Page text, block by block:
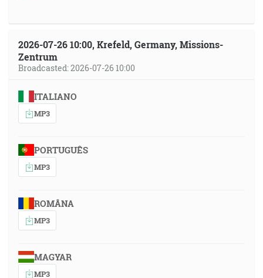
2026-07-26 10:00, Krefeld, Germany, Missions-
Zentrum
Broadcasted: 2026-07-26 10:00
ITALIANO
MP3
PORTUGUÊS
MP3
ROMÂNA
MP3
MAGYAR
MP3